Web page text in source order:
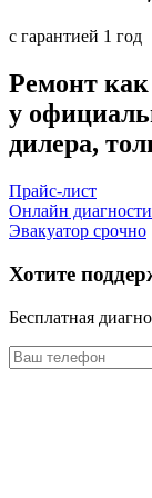
с гарантией 1 год
Ремонт как
у
дилера,
Прайс-лист
Онлайн
Эвакуатор срочно
Хотите
Бесплатная